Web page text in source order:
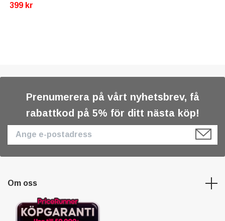
399 kr
Prenumerera på vårt nyhetsbrev, få
rabattkod på 5% för ditt nästa köp!
Om oss